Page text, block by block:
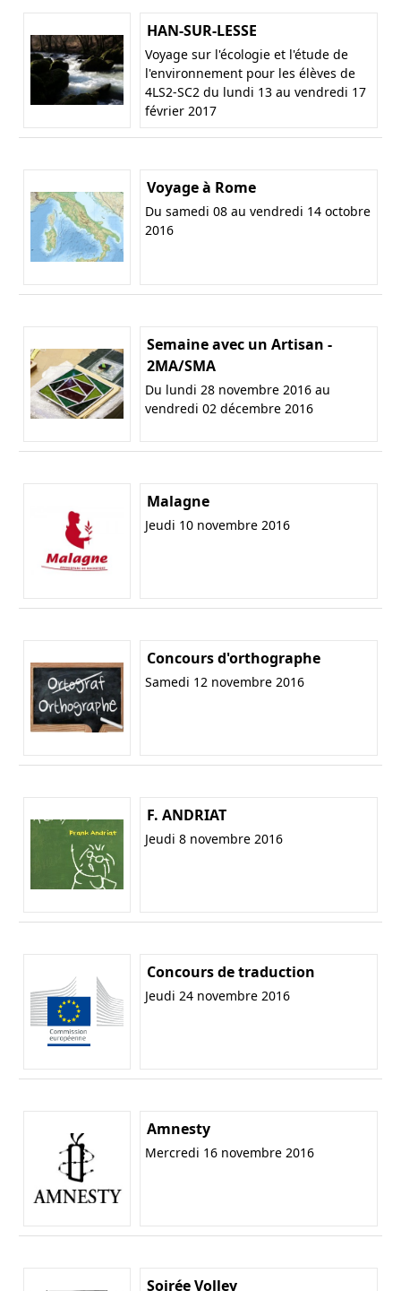
HAN-SUR-LESSE
Voyage sur l'écologie et l'étude de
l'environnement pour les élèves de
4LS2-SC2 du lundi 13 au vendredi 17
février 2017
Voyage à Rome
Du samedi 08 au vendredi 14 octobre
2016
Semaine avec un Artisan -
2MA/SMA
Du lundi 28 novembre 2016 au
vendredi 02 décembre 2016
Malagne
Jeudi 10 novembre 2016
Concours d'orthographe
Samedi 12 novembre 2016
F. ANDRIAT
Jeudi 8 novembre 2016
Concours de traduction
Jeudi 24 novembre 2016
Amnesty
Mercredi 16 novembre 2016
Soirée Volley